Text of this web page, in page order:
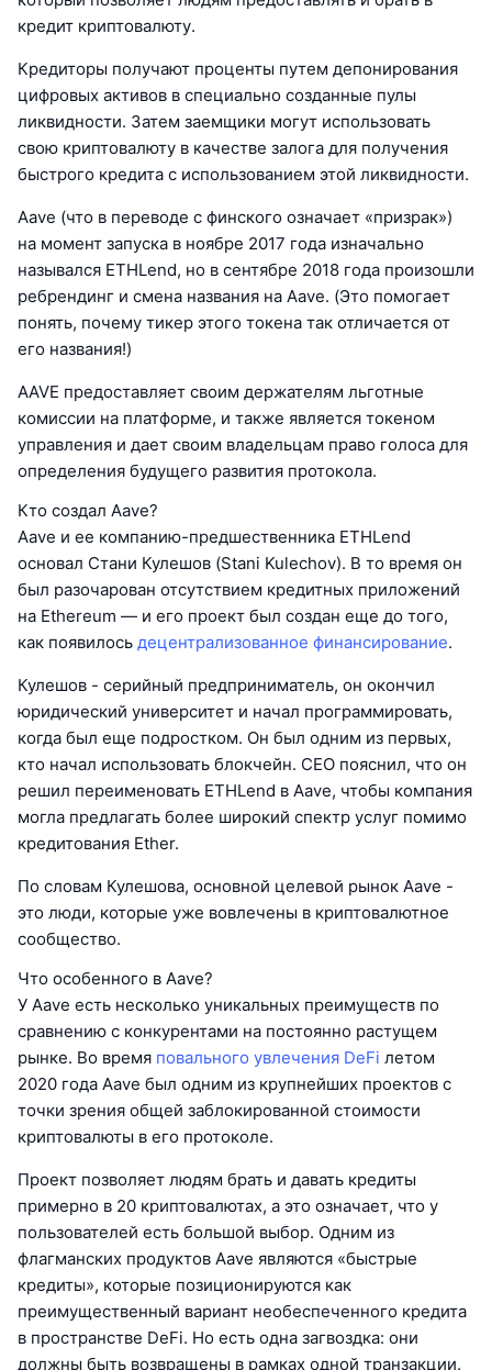
кредит криптовалюту.
Кредиторы получают проценты путем депонирования
цифровых активов в специально созданные пулы
ликвидности. Затем заемщики могут использовать
свою криптовалюту в качестве залога для получения
быстрого кредита с использованием этой ликвидности.
Aave (что в переводе с финского означает «призрак»)
на момент запуска в ноябре 2017 года изначально
назывался ETHLend, но в сентябре 2018 года произошли
ребрендинг и смена названия на Aave. (Это помогает
понять, почему тикер этого токена так отличается от
его названия!)
AAVE предоставляет своим держателям льготные
комиссии на платформе, и также является токеном
управления и дает своим владельцам право голоса для
определения будущего развития протокола.
Кто создал Aave?
Aave и ее компанию-предшественника ETHLend
основал Стани Кулешов (Stani Kulechov). В то время он
был разочарован отсутствием кредитных приложений
на Ethereum — и его проект был создан еще до того,
как появилось децентрализованное финансирование.
Кулешов - серийный предприниматель, он окончил
юридический университет и начал программировать,
когда был еще подростком. Он был одним из первых,
кто начал использовать блокчейн. CEO пояснил, что он
решил переименовать ETHLend в Aave, чтобы компания
могла предлагать более широкий спектр услуг помимо
кредитования Ether.
По словам Кулешова, основной целевой рынок Aave -
это люди, которые уже вовлечены в криптовалютное
сообщество.
Что особенного в Aave?
У Aave есть несколько уникальных преимуществ по
сравнению с конкурентами на постоянно растущем
рынке. Во время повального увлечения DeFi летом
2020 года Aave был одним из крупнейших проектов с
точки зрения общей заблокированной стоимости
криптовалюты в его протоколе.
Проект позволяет людям брать и давать кредиты
примерно в 20 криптовалютах, а это означает, что у
пользователей есть большой выбор. Одним из
флагманских продуктов Aave являются «быстрые
кредиты», которые позиционируются как
преимущественный вариант необеспеченного кредита
в пространстве DeFi. Но есть одна загвоздка: они
должны быть возвращены в рамках одной транзакции.